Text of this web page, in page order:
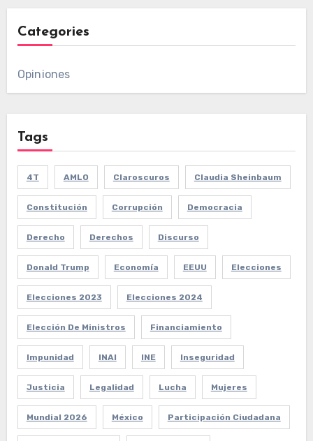
Categories
Opiniones
Tags
4T AMLO Claroscuros Claudia Sheinbaum
Constitución Corrupción Democracia
Derecho Derechos Discurso
Donald Trump Economía EEUU Elecciones
Elecciones 2023 Elecciones 2024
Elección De Ministros Financiamiento
Impunidad INAI INE Inseguridad
Justicia Legalidad Lucha Mujeres
Mundial 2026 México Participación Ciudadana